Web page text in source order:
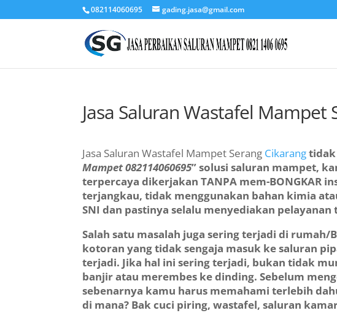
082114060695 gading.jasa@gmail.com
Jasa Saluran Wastafel Mampet
Jasa Saluran Wastafel Mampet Serang Cikarangtidak
Mampet082114060695” solusi saluran mampet,
terpercaya dikerjakan TANPA mem-BONGKAR
terjangkau, tidak menggunakan bahan kimia
SNI dan pastinya selalu menyediakan
Salah satu masalah juga sering terjadi di
kotoran yang tidak sengaja masuk ke saluran
terjadi. Jika hal ini sering terjadi, bukan tidak
banjir atau merembes ke dinding. Sebelum
sebenarnya kamu harus memahami terlebih
di mana? Bak cuci piring, wastafel, saluran